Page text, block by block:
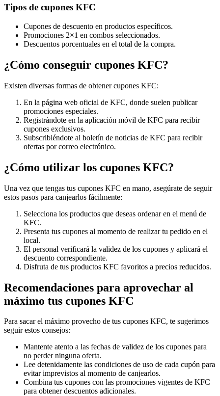
Tipos de cupones KFC
Cupones de descuento en productos específicos.
Promociones 2×1 en combos seleccionados.
Descuentos porcentuales en el total de la compra.
¿Cómo conseguir cupones KFC?
Existen diversas formas de obtener cupones KFC:
En la página web oficial de KFC, donde suelen publicar
promociones especiales.
Registrándote en la aplicación móvil de KFC para recibir
cupones exclusivos.
Subscribiéndote al boletín de noticias de KFC para recibir
ofertas por correo electrónico.
¿Cómo utilizar los cupones KFC?
Una vez que tengas tus cupones KFC en mano, asegúrate de seguir
estos pasos para canjearlos fácilmente:
Selecciona los productos que deseas ordenar en el menú de
KFC.
Presenta tus cupones al momento de realizar tu pedido en el
local.
El personal verificará la validez de los cupones y aplicará el
descuento correspondiente.
Disfruta de tus productos KFC favoritos a precios reducidos.
Recomendaciones para aprovechar al
máximo tus cupones KFC
Para sacar el máximo provecho de tus cupones KFC, te sugerimos
seguir estos consejos:
Mantente atento a las fechas de validez de los cupones para
no perder ninguna oferta.
Lee detenidamente las condiciones de uso de cada cupón para
evitar imprevistos al momento de canjearlos.
Combina tus cupones con las promociones vigentes de KFC
para obtener descuentos adicionales.